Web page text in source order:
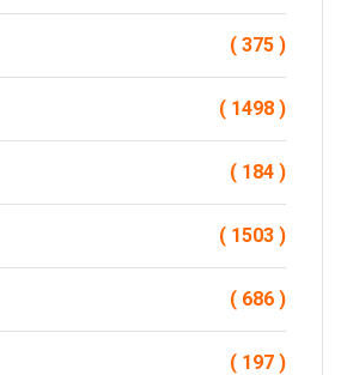
( 375 )
( 1498 )
( 184 )
( 1503 )
( 686 )
( 197 )